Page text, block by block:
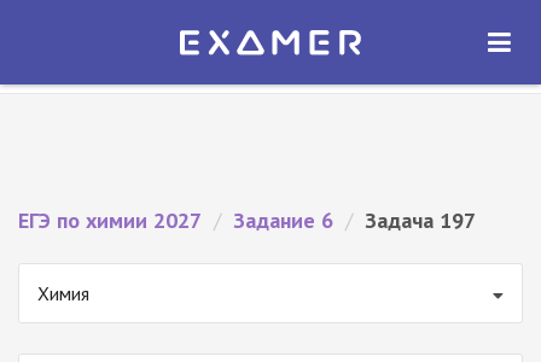
Экзамер — ЕГЭ 2027
ОТКРЫТЬ
ЕГЭ по химии 2027 / Задание 6 / Задача 197
Химия